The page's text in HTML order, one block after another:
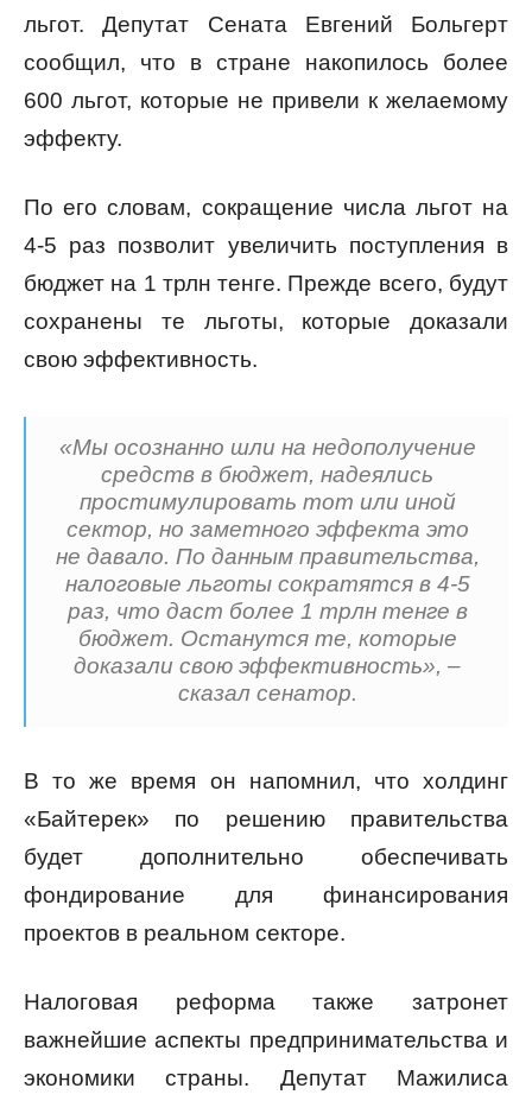
льгот. Депутат Сената Евгений Больгерт
сообщил, что в стране накопилось более
600 льгот, которые не привели к желаемому
эффекту.
По его словам, сокращение числа льгот на
4-5 раз позволит увеличить поступления в
бюджет на 1 трлн тенге. Прежде всего, будут
сохранены те льготы, которые доказали
свою эффективность.
«Мы осознанно шли на недополучение
средств в бюджет, надеялись
простимулировать тот или иной
сектор, но заметного эффекта это
не давало. По данным правительства,
налоговые льготы сократятся в 4-5
раз, что даст более 1 трлн тенге в
бюджет. Останутся те, которые
доказали свою эффективность», –
сказал сенатор.
В то же время он напомнил, что холдинг
«Байтерек» по решению правительства
будет дополнительно обеспечивать
фондирование для финансирования
проектов в реальном секторе.
Налоговая реформа также затронет
важнейшие аспекты предпринимательства и
экономики страны. Депутат Мажилиса